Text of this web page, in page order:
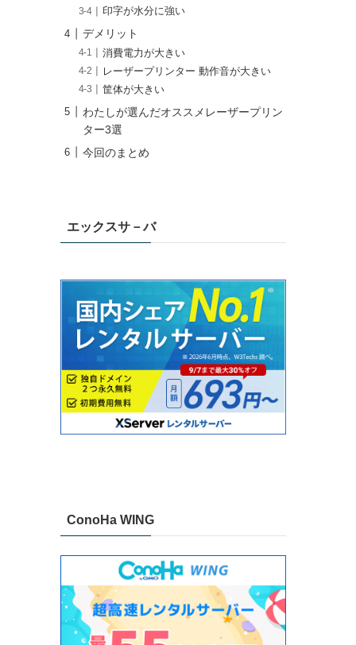
印字が水分に強い
デメリット
消費電力が大きい
レーザープリンター 動作音が大きい
筐体が大きい
わたしが選んだオススメレーザープリン
ター3選
今回のまとめ
エックスサ－バ
ConoHa WING